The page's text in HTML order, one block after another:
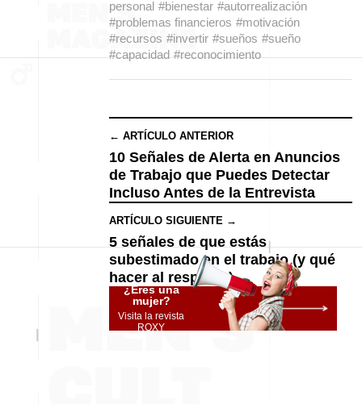
personal #bienestar #autorrealización
#problemas financieros #motivación
#recursos #invertir #sueños #sueño
#capacidad #reconocimiento
← ARTÍCULO ANTERIOR
10 Señales de Alerta en Anuncios
de Trabajo que Puedes Detectar
Incluso Antes de la Entrevista
ARTÍCULO SIGUIENTE →
5 señales de que estás
subestimado en el trabajo (y qué
hacer al respecto)
¿Eres una
mujer?
Visita la revista
ROXY